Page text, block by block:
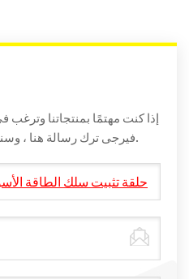
إذا كنت مهتمًا بمنتجاتنا وترغب
فيرجى ترك رسالة هنا ، وسنرد عليك في أقرب وقت ممكن.
حلقة تثبيت سلك الطاقة